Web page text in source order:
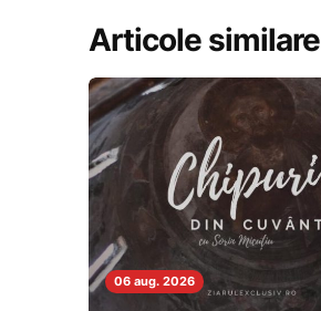
Articole similare
06 aug. 2026